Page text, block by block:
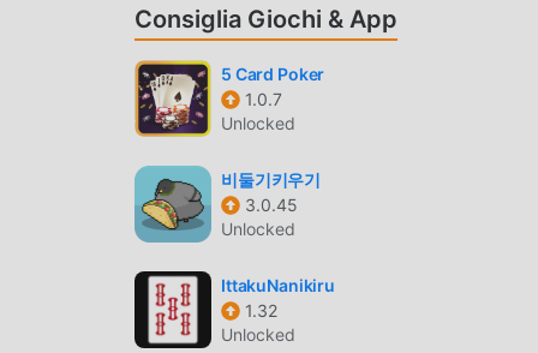
adottato un motore virtuale aggiornato e
l'esperienza sullo schermo del gioco è stata
massimo Migliora l'esperienza sensoriale
un'eccellente adattabilità, assicurando che
portato da Star Gems 4.6
MOD. UNICA
Il tradizionale gioco casual richiede agli utenti
inevitabilmente far sentire le persone
è necessario spendere la maggior parte delle
Consiglia Giochi & App
5 Card Poker
1.0.7
Unlocked
비둘기키우기
3.0.45
Unlocked
IttakuNanikiru
1.32
Unlocked